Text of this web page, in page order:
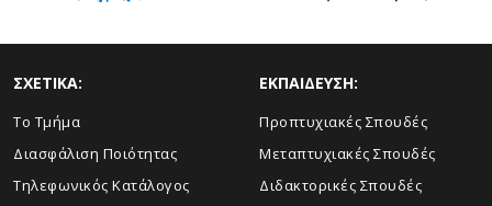
ΣΧΕΤΙΚΑ:
Το Τμήμα
Διασφάλιση Ποιότητας
Τηλεφωνικός Κατάλογος
ΕΚΠΑΙΔΕΥΣΗ:
Προπτυχιακές Σπουδές
Μεταπτυχιακές Σπουδές
Διδακτορικές Σπουδές